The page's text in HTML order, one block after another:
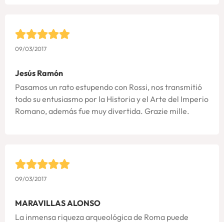
09/03/2017
Jesús Ramón
Pasamos un rato estupendo con Rossi, nos transmitió
todo su entusiasmo por la Historia y el Arte del Imperio
Romano, además fue muy divertida. Grazie mille.
09/03/2017
MARAVILLAS ALONSO
La inmensa riqueza arqueológica de Roma puede